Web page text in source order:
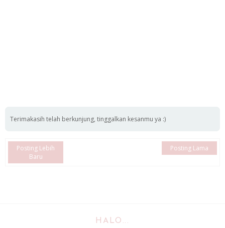
Terimakasih telah berkunjung, tinggalkan kesanmu ya :)
Posting Lebih
Baru
Posting Lama
HALO...